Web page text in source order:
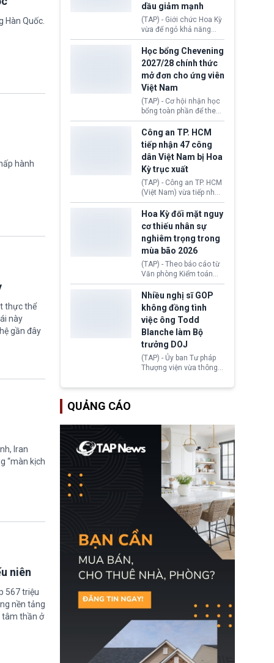
Quốc.
hành
thực thể
này
gần đây
Iran
“màn kịch
niên
567 triệu
nền tảng
tâm thần ở
quy chế cư trú hậu
Brexit “do nhầm lẫn”.
Động thái này làm dấy
lên lo ngại về việc thực
thi Thỏa thuận Rút khỏi
Liên minh châu Âu
(Withdrawal
Agreement).
dầu giảm mạnh
(TAP) - Giới chức Hoa Kỳ
vừa để ngỏ khả năng
sớm đạt thỏa thuận với
Iran nhằm mở lại eo biển
Hormuz, mở đường cho
việc khôi phục hoạt
động hàng hải. Những
tín hiệu ngoại giao tích
cực này lập tức tác động
đến thị trường năng
lượng, kéo giá dầu thế
giới lùi sâu xuống dưới
mức 80 USD/thùng.
Học bổng Chevening
2027/28 chính thức
mở đơn cho ứng viên
Việt Nam
(TAP) - Cơ hội nhận học
bổng toàn phần để theo
học chương trình thạc sĩ
tại Vương quốc Anh đã
chính thức quay trở lại.
Học bổng Chevening
2027/28 của Chính phủ
Anh vừa mở cổng ứng
tuyển dành riêng ứng
viên Việt Nam, hỗ trợ
toàn bộ chi phí học tập
cùng nhiều quyền lợi
trong suốt một năm
học.
Công an TP. HCM
tiếp nhận 47 công
dân Việt Nam bị Hoa
Kỳ trục xuất
(TAP) - Công an TP. HCM
(Việt Nam) vừa tiếp nhận
47 công dân Việt Nam bị
Hoa Kỳ trục xuất về
nước. Đây là đợt có số
lượng lớn nhất từ đầu
năm 2026 đến nay, phản
ánh xu hướng gia tăng
các trường hợp trục
xuất.
Hoa Kỳ đối mặt nguy
cơ thiếu nhân sự
nghiêm trọng trong
mùa bão 2026
(TAP) - Theo báo cáo từ
Văn phòng Kiểm toán
Chính phủ (GAO), Cơ
quan Quản lý Khẩn cấp
Liên bang (FEMA) thuộc
Bộ An ninh Nội địa Hoa
Kỳ (DHS) đang đối mặt
nguy cơ thiếu hụt lực
lượng trầm trọng. Điều
này cần được đặc biệt
chú ý bởi nếu các siêu
bão đổ bộ Hoa Kỳ ở nửa
quốc gia quá tải.
Nhiều nghị sĩ GOP
không đồng tình
việc ông Todd
Blanche làm Bộ
trưởng DOJ
(TAP) - Ủy ban Tư pháp
Thượng viện vừa thông
Blanche làm Bộ trưởng
trưởng. Mặc dù vậy,
nhiều chính trị gia đảng
Cộng hoà (GOP) vẫn tỏ
ra hoài nghi, thậm chí
tuyên bố sẽ lên tiếng
phản đối khi đề cử này
được đưa ra toàn thể bỏ
QUẢNG CÁO